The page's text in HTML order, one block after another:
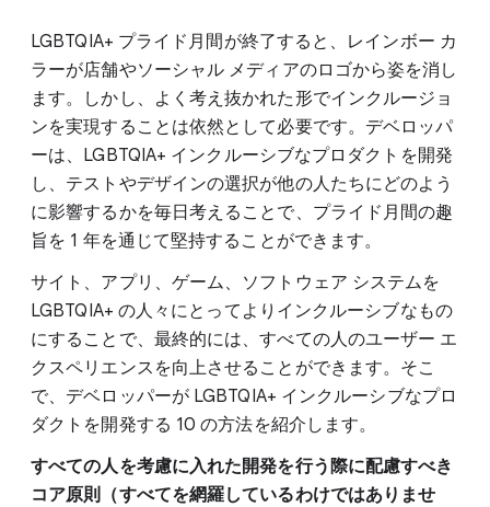
LGBTQIA+ プライド月間が終了すると、レインボー カ
ラーが店舗やソーシャル メディアのロゴから姿を消し
ます。しかし、よく考え抜かれた形でインクルージョ
ンを実現することは依然として必要です。デベロッパ
ーは、LGBTQIA+ インクルーシブなプロダクトを開発
し、テストやデザインの選択が他の人たちにどのよう
に影響するかを毎日考えることで、プライド月間の趣
旨を 1 年を通じて堅持することができます。
サイト、アプリ、ゲーム、ソフトウェア システムを
LGBTQIA+ の人々にとってよりインクルーシブなもの
にすることで、最終的には、すべての人のユーザー エ
クスペリエンスを向上させることができます。そこ
で、デベロッパーが LGBTQIA+ インクルーシブなプロ
ダクトを開発する 10 の方法を紹介します。
すべての人を考慮に入れた開発を行う際に配慮すべき
コア原則（すべてを網羅しているわけではありませ